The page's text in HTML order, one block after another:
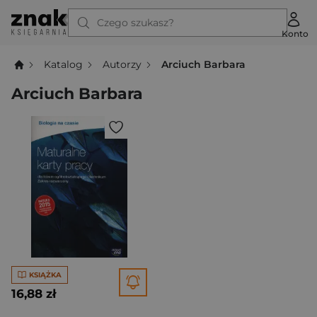
Czego szukasz?
Konto
Katalog Autorzy Arciuch Barbara
Arciuch Barbara
KSIĄŻKA
16,88 zł